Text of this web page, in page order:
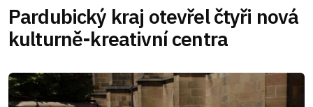
Pardubický kraj otevřel čtyři nová
kulturně-kreativní centra